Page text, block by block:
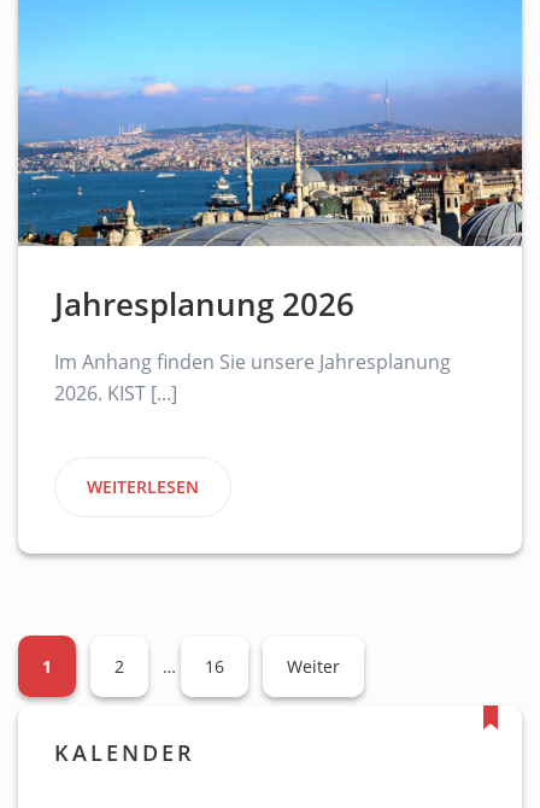
Jahresplanung 2026
Im Anhang finden Sie unsere Jahresplanung
2026. KIST [...]
WEITERLESEN
1 2 … 16 Weiter
KALENDER